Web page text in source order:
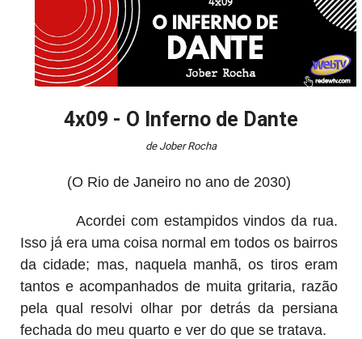
4x09 - O Inferno de Dante
de Jober Rocha
(O Rio de Janeiro no ano de 2030)
Acordei com estampidos vindos da rua.
Isso já era uma coisa normal em todos os bairros
da cidade; mas, naquela manhã, os tiros eram
tantos e acompanhados de muita gritaria, razão
pela qual resolvi olhar por detrás da persiana
fechada do meu quarto e ver do que se tratava.